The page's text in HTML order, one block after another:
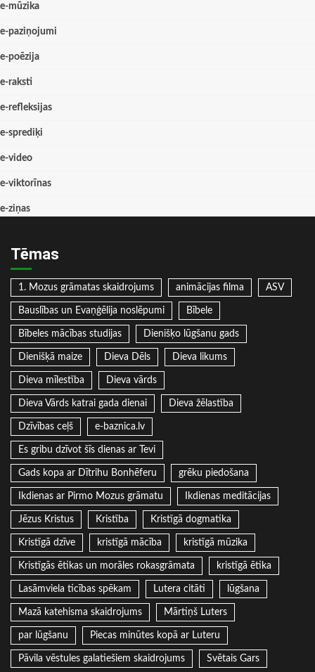
e-mūzika
e-paziņojumi
e-poēzija
e-raksti
e-refleksijas
e-sprediķi
e-video
e-viktorīnas
e-ziņas
Tēmas
1. Mozus grāmatas skaidrojums animācijas filma ASV
Bauslības un Evaņģēlija noslēpumi Bībele
Bībeles mācības studijas Dienišķo lūgšanu gads
Dienišķā maize Dieva Dēls Dieva likums
Dieva mīlestība Dieva vārds
Dieva Vārds katrai gada dienai Dieva žēlastība
Dzīvības ceļš e-baznica.lv
Es gribu dzīvot šīs dienas ar Tevi
Gads kopa ar Dītrihu Bonhēferu grēku piedošana
Ikdienas ar Pirmo Mozus grāmatu Ikdienas meditācijas
Jēzus Kristus Kristība Kristīgā dogmatika
Kristīgā dzīve kristīgā mācība kristīgā mūzika
Kristīgās ētikas un morāles rokasgrāmata kristīgā ētika
Lasāmviela ticības spēkam Lutera citāti lūgšana
Mazā katehisma skaidrojums Mārtiņš Luters
par lūgšanu Piecas minūtes kopā ar Luteru
Pāvila vēstules galatiešiem skaidrojums Svētais Gars